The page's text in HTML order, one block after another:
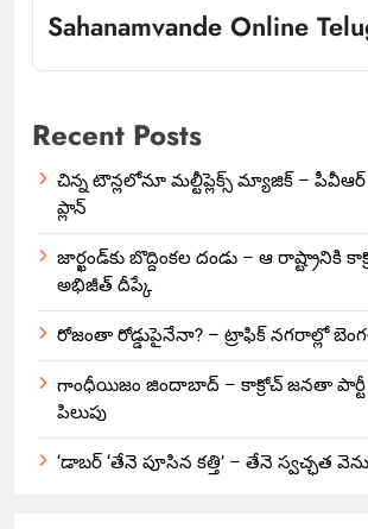
Sahanamvande Online
Recent Posts
చిన్న టౌన్లలోనూ మల్టీప్లెక్స్‌ మ్యాజిక్ –
ప్లాన్
జార్ఖండ్‌కు బొద్దింకల దండు – ఆ రాష్ట్రానికి
అభిజీత్ దీప్కే
రోజంతా రోడ్డుపైనేనా? – ట్రాఫిక్ నగరాల్లో
గాంధీయిజం జిందాబాద్ – కాక్రోచ్ జనతా
పిలుపు
‘డాబర్ ‘తేనె పూసిన కత్తి’ – తేనె స్వచ్ఛత